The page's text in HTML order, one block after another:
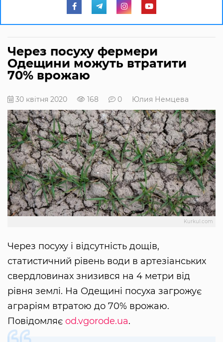
Через посуху фермери
Одещини можуть втратити
70% врожаю
30 квітня 2020 168 0 Юлия Немцева
Kurkul.com
Через посуху і відсутність дощів,
статистичний рівень води в артезіанських
свердловинах знизився на 4 метри від
рівня землі. На Одещині посуха загрожує
аграріям втратою до 70% врожаю.
Повідомляє od.vgorode.ua.